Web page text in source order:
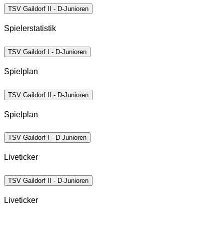
TSV Gaildorf II - D-Junioren
Spielerstatistik
TSV Gaildorf I - D-Junioren
Spielplan
TSV Gaildorf II - D-Junioren
Spielplan
TSV Gaildorf I - D-Junioren
Liveticker
TSV Gaildorf II - D-Junioren
Liveticker